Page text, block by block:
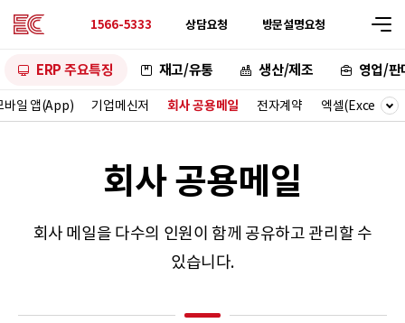
1566-5333 상담요청 방문설명요청
ERP 주요특징 재고/유통 생산/제조 영업/판
바일 앱(App) 기업메신저 회사 공용메일 전자계약 엑셀(Excel)연동
회사 공용메일
회사 메일을 다수의 인원이 함께 공유하고 관리할 수
있습니다.